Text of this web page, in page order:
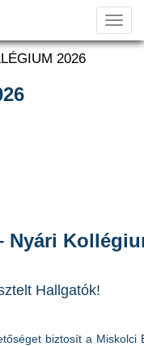
2026
Nyári
Hallgatók!
biztosít a Miskolci